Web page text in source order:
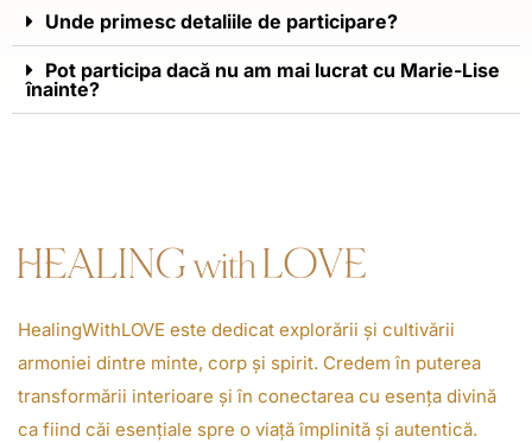
Unde primesc detaliile de participare?
Pot participa dacă nu am mai lucrat cu Marie-Lise
înainte?
HealingWithLOVE este dedicat explorării și cultivării
armoniei dintre minte, corp și spirit. Credem în puterea
transformării interioare și în conectarea cu esența divină
ca fiind căi esențiale spre o viață împlinită și autentică.